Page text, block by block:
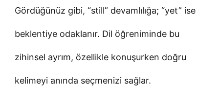
Gördüğünüz gibi, “still” devamlılığa; “yet” ise
beklentiye odaklanır. Dil öğreniminde bu
zihinsel ayrım, özellikle konuşurken doğru
kelimeyi anında seçmenizi sağlar.